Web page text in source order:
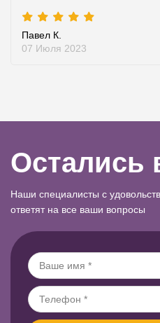
Павел К.
07 Июля 2023
Остались
Наши специалисты с
ответят на все ваши вопросы